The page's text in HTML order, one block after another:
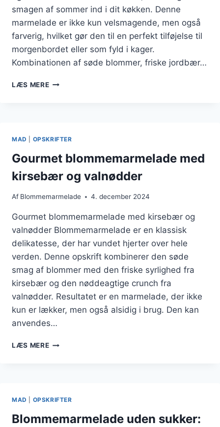
smagen af sommer ind i dit køkken. Denne
marmelade er ikke kun velsmagende, men også
farverig, hvilket gør den til en perfekt tilføjelse til
morgenbordet eller som fyld i kager.
Kombinationen af søde blommer, friske jordbær…
LÆS MEREBLOMMEMARMELADE
SERVERING
MAD OPSKRIFTER
Gourmet blommemarmelade med
kirsebær og valnødder
Af Blommemarmelade 4. december 2024
Gourmet blommemarmelade med kirsebær og
valnødder Blommemarmelade er en klassisk
delikatesse, der har vundet hjerter over hele
verden. Denne opskrift kombinerer den søde
smag af blommer med den friske syrlighed fra
kirsebær og den nøddeagtige crunch fra
valnødder. Resultatet er en marmelade, der ikke
kun er lækker, men også alsidig i brug. Den kan
anvendes…
LÆS MEREGOURMET
MAD OPSKRIFTER
Blommemarmelade uden sukker: